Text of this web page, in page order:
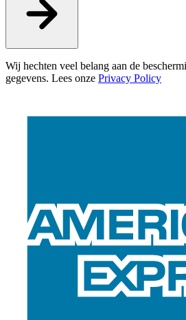
Wij hechten veel belang aan de
gegevens. Lees onze Privacy Policy